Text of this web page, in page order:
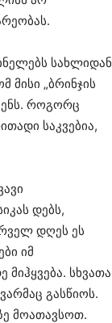
სახლიდან
„ბრინჯის
როგორც
საკვებია,
დებს,
დღეს ეს
იმ
სხვათა
გასწიოს.
მოათავსოთ.